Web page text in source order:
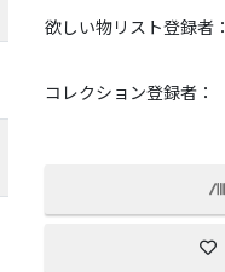
欲しい物リスト登録者：
コレクション登録者：